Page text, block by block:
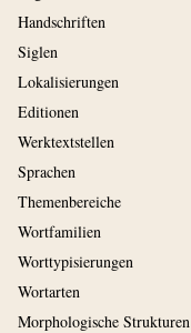
Handschriften
Siglen
Lokalisierungen
Editionen
Werktextstellen
Sprachen
Themenbereiche
Wortfamilien
Worttypisierungen
Wortarten
Morphologische Strukturen